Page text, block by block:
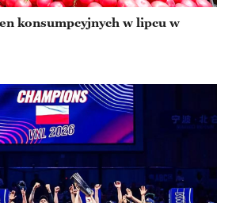
konsumpcyjnych w lipcu w